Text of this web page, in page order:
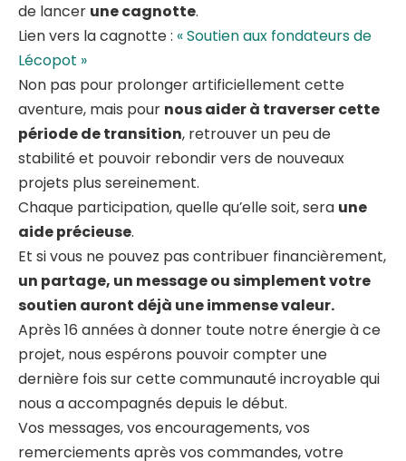
de lancer une cagnotte.
Lien vers la cagnotte : « Soutien aux fondateurs de
Lécopot »
Non pas pour prolonger artificiellement cette
aventure, mais pour nous aider à traverser cette
période de transition, retrouver un peu de
stabilité et pouvoir rebondir vers de nouveaux
projets plus sereinement.
Chaque participation, quelle qu’elle soit, sera une
aide précieuse.
Et si vous ne pouvez pas contribuer financièrement,
un partage, un message ou simplement votre
soutien auront déjà une immense valeur.
Après 16 années à donner toute notre énergie à ce
projet, nous espérons pouvoir compter une
dernière fois sur cette communauté incroyable qui
nous a accompagnés depuis le début.
Vos messages, vos encouragements, vos
remerciements après vos commandes, votre